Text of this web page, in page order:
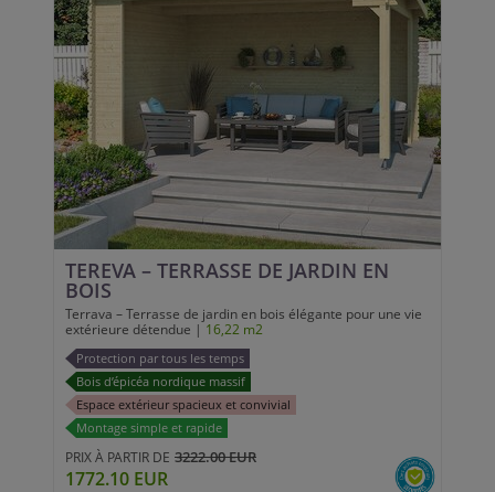
TEREVA – TERRASSE DE JARDIN EN
BOIS
Terrava – Terrasse de jardin en bois élégante pour une vie
extérieure détendue | 16,22 m2
Protection par tous les temps
Bois d’épicéa nordique massif
Espace extérieur spacieux et convivial
Montage simple et rapide
PRIX À PARTIR DE 3222.00 EUR
1772.10 EUR